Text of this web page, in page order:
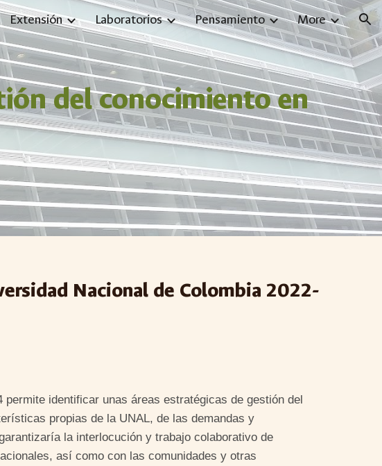
to navigation
Extensión Laboratorios Pensamiento More
del conocimiento en
Nacional de Colombia 2022-
identificar unas áreas estratégicas de gestión del
propias de la UNAL, de las demandas y
la interlocución y trabajo colaborativo de
así como con las comunidades y otras